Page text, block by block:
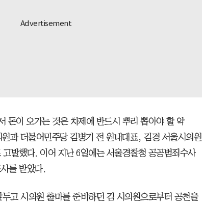
돈이 오가는 것은 차제에 반드시 뿌리 뽑아야 할 악
과 더불어민주당 김병기 전 원내대표, 김경 서울시의원
발했다. 이어 지난 6일에는 서울경찰청 공공범죄수사
를 받았다.
고 시의원 출마를 준비하던 김 시의원으로부터 공천을